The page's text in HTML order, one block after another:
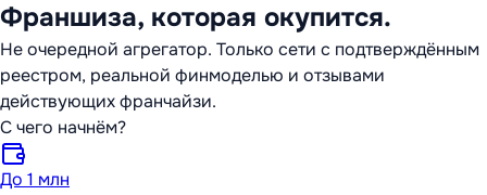
Франшиза, которая окупится.
Не очередной агрегатор. Только сети с подтверждённым
реестром, реальной финмоделью и отзывами
действующих франчайзи.
С чего начнём?
До 1 млн